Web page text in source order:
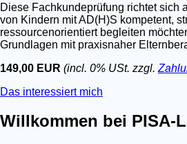
Diese Fachkundeprüfung richtet sich
von Kindern mit AD(H)S kompetent,
ressourcenorientiert begleiten
Grundlagen mit praxisnaher
149,00 EUR (incl. 0% USt. zzgl.
Das interessiert mich
Willkommen bei PISA-